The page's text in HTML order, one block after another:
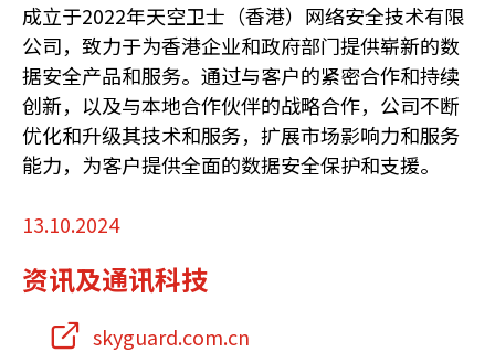
成立于2022年天空卫士（香港）网络安全技术有限
公司，致力于为香港企业和政府部门提供崭新的数
据安全产品和服务。通过与客户的紧密合作和持续
创新，以及与本地合作伙伴的战略合作，公司不断
优化和升级其技术和服务，扩展市场影响力和服务
能力，为客户提供全面的数据安全保护和支援。
13.10.2024
资讯及通讯科技
skyguard.com.cn